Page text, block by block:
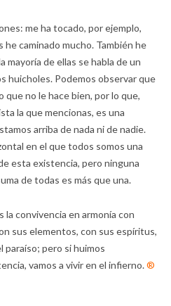
me ha tocado, por ejemplo,
caminado mucho. También he
mayoría de ellas se habla de un
huicholes. Podemos observar que
que no le hace bien, por lo que,
la que mencionas, es una
arriba de nada ni de nadie.
en el que todos somos una
esta existencia, pero ninguna
de todas es más que una.
la convivencia en armonía con
sus elementos, con sus espíritus,
paraíso; pero si huimos
vamos a vivir en el infierno.®